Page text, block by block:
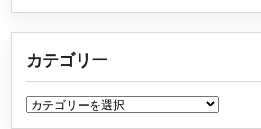
カテゴリー
カテゴリー